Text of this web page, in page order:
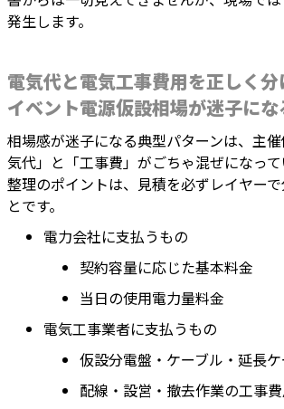
発生します。
電気代と電気工事費用を正しく
イベント電源仮設相場が迷子にな
相場感が迷子になる典型パターンは、主
気代」と「工事費」がごちゃ混ぜになって
整理のポイントは、見積を必ずレイヤー
とです。
電力会社に支払うもの
契約容量に応じた基本料金
当日の使用電力量料金
電気工事業者に支払うもの
仮設分電盤・ケーブル・延長
配線・設営・撤去作業の工事